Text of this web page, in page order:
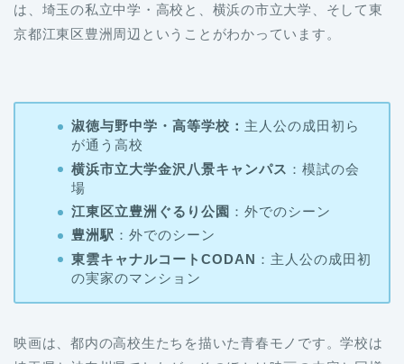
は、埼玉の私立中学・高校と、横浜の市立大学、そして東
京都江東区豊洲周辺ということがわかっています。
淑徳与野中学・高等学校： 主人公の成田初ら
が通う高校
横浜市立大学金沢八景キャンパス ：模試の会
場
江東区立豊洲ぐるり公園 ：外でのシーン
豊洲駅 ：外でのシーン
東雲キャナルコートCODAN ：主人公の成田初
の実家のマンション
映画は、都内の高校生たちを描いた青春モノです。学校は